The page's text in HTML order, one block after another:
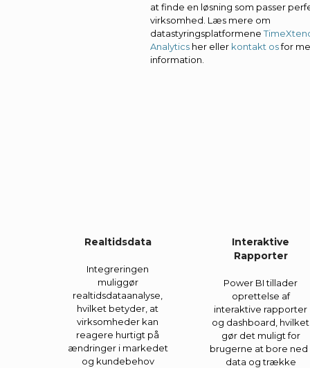
at finde en løsning som passer
virksomhed. Læs mere om
datastyringsplatformene
Analytics her eller kontakt osfor
information.
Realtidsdata
Integreringen
muliggør
realtidsdataanalyse,
hvilket betyder, at
virksomheder kan
reagere hurtigt på
ændringer i markedet
og kundebehov
Interaktive
Rapporter
Power BI tillader
oprettelse af
interaktive rapporter
og dashboard, hvilket
gør det muligt for
brugerne at bore ned
data og trække